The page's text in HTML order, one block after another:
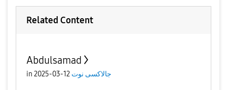
Related Content
Abdulsamad
in جالاكسى نوت 12-03-2025